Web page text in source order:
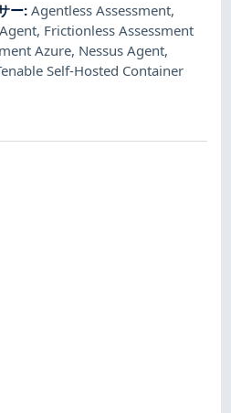
ー:Agentless Assessment,
, Frictionless Assessment
Azure, Nessus Agent,
Self-Hosted Container